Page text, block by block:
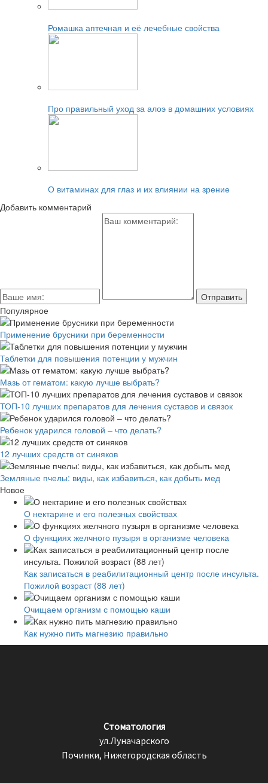
Ромашка аптечная и её лечебные свойства
Про правильный уход за алоэ в домашних условиях
О витаминах для глаз и их влиянии на зрение
Добавить комментарий
Популярное
Применение брусники при беременности
Таблетки для повышения потенции у мужчин
Мазь от гематом: какую лучше выбрать?
ТОП-10 лучших препаратов для лечения суставов и связок
Ребенок ударился головой – что делать?
12 лучших средств от синяков
Земляные пчелы: виды, как избавиться, как добыть мед
Новое
О нектарине и его полезных свойствах
О функциях желчного пузыря в организме человека
Как записаться в реабилитационный центр после инсульта.
Пожилой возраст (88 лет)
Очищаем организм с помощью каши
Как нужно пить магнезию правильно
Стоматология
ул.Луначарского
Починки, Нижегородская область